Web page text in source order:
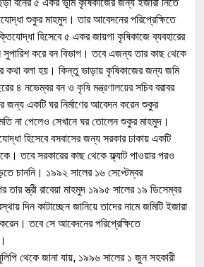
শুকুর মাহমুদ। তার আবেদনের পরিপ্রেক্ষিতে
হিসেবে ৫ একর জায়গা কৃষিকাজে ব্যবহারের
সুপারিশ করে বন বিভাগ। তবে এজন্য তার কাছ থেকে
কথা বলা হয়। কিন্তু ভাড়ায় কৃষিকাজের জন্য জমি
৪ নভেম্বর বন ও কৃষি মন্ত্রণালয়েরসচিব বরাবর
জন্য একটি ঘর নির্মাণের আবেদন করেন শুকুর
না পেলেও সেখানে ঘর তোলেন শুকুর মাহমুদ।
হিসেবে বসবাসের জন্য সরকার ঢাকায় একটি
তবে সরকারের কাছ থেকে ফ্ল্যাট পাওয়ার পরও
চাননি। ১৯৯২ সালের ১৬ সেপ্টেম্বর
তার স্ত্রী রাবেয়া মাহমুদ ১৯৯৫ সালের ১৯ ডিসেম্বর
দিন কাটাচ্ছেন জানিয়ে তাদের নামে জমিটি ইজারা
তবে সে আবেদনের পরিপ্রেক্ষিতে
থেকে জানা যায়, ১৯৯৬ সালের ১ জুন সহকারী